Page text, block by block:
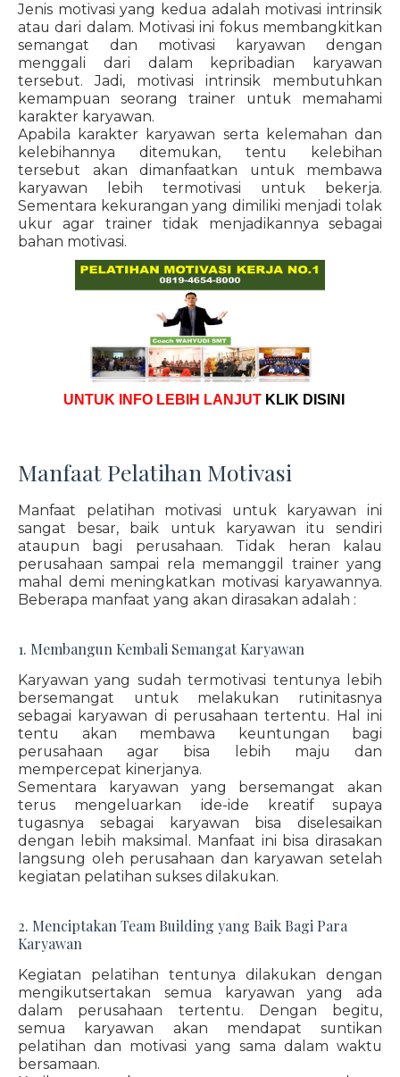
Jenis motivasi yang kedua adalah motivasi intrinsik
atau dari dalam. Motivasi ini fokus membangkitkan
semangat dan motivasi karyawan dengan
menggali dari dalam kepribadian karyawan
tersebut. Jadi, motivasi intrinsik membutuhkan
kemampuan seorang trainer untuk memahami
karakter karyawan.
Apabila karakter karyawan serta kelemahan dan
kelebihannya ditemukan, tentu kelebihan
tersebut akan dimanfaatkan untuk membawa
karyawan lebih termotivasi untuk bekerja.
Sementara kekurangan yang dimiliki menjadi tolak
ukur agar trainer tidak menjadikannya sebagai
bahan motivasi.
UNTUK INFO LEBIH LANJUT KLIK DISINI
Manfaat Pelatihan Motivasi
Manfaat pelatihan motivasi untuk karyawan ini
sangat besar, baik untuk karyawan itu sendiri
ataupun bagi perusahaan. Tidak heran kalau
perusahaan sampai rela memanggil trainer yang
mahal demi meningkatkan motivasi karyawannya.
Beberapa manfaat yang akan dirasakan adalah :
1. Membangun Kembali Semangat Karyawan
Karyawan yang sudah termotivasi tentunya lebih
bersemangat untuk melakukan rutinitasnya
sebagai karyawan di perusahaan tertentu. Hal ini
tentu akan membawa keuntungan bagi
perusahaan agar bisa lebih maju dan
mempercepat kinerjanya.
Sementara karyawan yang bersemangat akan
terus mengeluarkan ide-ide kreatif supaya
tugasnya sebagai karyawan bisa diselesaikan
dengan lebih maksimal. Manfaat ini bisa dirasakan
langsung oleh perusahaan dan karyawan setelah
kegiatan pelatihan sukses dilakukan.
2. Menciptakan Team Building yang Baik Bagi Para
Karyawan
Kegiatan pelatihan tentunya dilakukan dengan
mengikutsertakan semua karyawan yang ada
dalam perusahaan tertentu. Dengan begitu,
semua karyawan akan mendapat suntikan
pelatihan dan motivasi yang sama dalam waktu
bersamaan.